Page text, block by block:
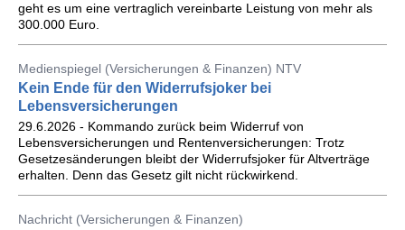
geht es um eine vertraglich vereinbarte Leistung von mehr als
300.000 Euro.
Medienspiegel (Versicherungen & Finanzen) NTV
Kein Ende für den Widerrufsjoker bei
Lebensversicherungen
29.6.2026 - Kommando zurück beim Widerruf von
Lebensversicherungen und Rentenversicherungen: Trotz
Gesetzesänderungen bleibt der Widerrufsjoker für Altverträge
erhalten. Denn das Gesetz gilt nicht rückwirkend.
Nachricht (Versicherungen & Finanzen)